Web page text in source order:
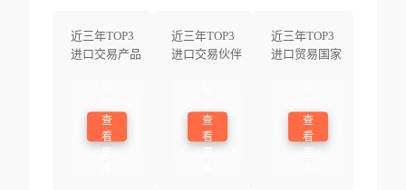
近三年TOP3
进口交易产品
查
看
近三年TOP3
进口交易伙伴
查
看
近三年TOP3
进口贸易国家
查
看